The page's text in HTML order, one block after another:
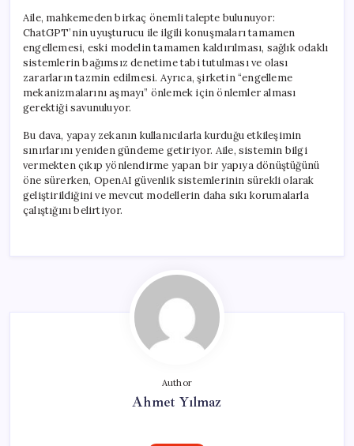
Aile, mahkemeden birkaç önemli talepte bulunuyor:
ChatGPT’nin uyuşturucu ile ilgili konuşmaları tamamen
engellemesi, eski modelin tamamen kaldırılması, sağlık odaklı
sistemlerin bağımsız denetime tabi tutulması ve olası
zararların tazmin edilmesi. Ayrıca, şirketin “engelleme
mekanizmalarını aşmayı” önlemek için önlemler alması
gerektiği savunuluyor.
Bu dava, yapay zekanın kullanıcılarla kurduğu etkileşimin
sınırlarını yeniden gündeme getiriyor. Aile, sistemin bilgi
vermekten çıkıp yönlendirme yapan bir yapıya dönüştüğünü
öne sürerken, OpenAI güvenlik sistemlerinin sürekli olarak
geliştirildiğini ve mevcut modellerin daha sıkı korumalarla
çalıştığını belirtiyor.
Author
Ahmet Yılmaz